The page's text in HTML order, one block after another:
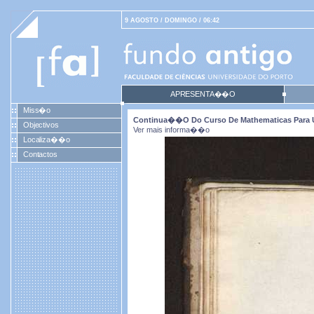
9 AGOSTO / DOMINGO / 06:42
APRESENTA��O
Miss�o
Objectivos
Localiza��o
Contactos
Continua��o Do Curso De Mathematicas Para
Ver mais informa��o